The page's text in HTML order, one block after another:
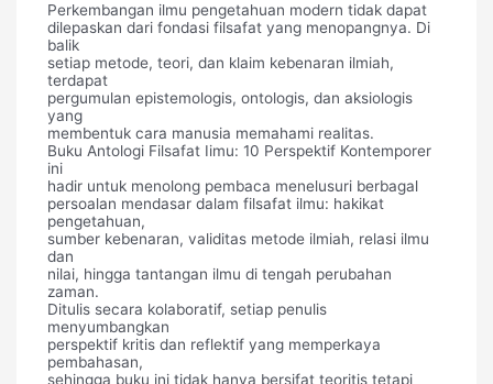
Perkembangan ilmu pengetahuan modern tidak dapat
dilepaskan dari fondasi filsafat yang menopangnya. Di
balik
setiap metode, teori, dan klaim kebenaran ilmiah,
terdapat
pergumulan epistemologis, ontologis, dan aksiologis
yang
membentuk cara manusia memahami realitas.
Buku Antologi Filsafat Iimu: 10 Perspektif Kontemporer
ini
hadir untuk menolong pembaca menelusuri berbagal
persoalan mendasar dalam filsafat ilmu: hakikat
pengetahuan,
sumber kebenaran, validitas metode ilmiah, relasi ilmu
dan
nilai, hingga tantangan ilmu di tengah perubahan
zaman.
Ditulis secara kolaboratif, setiap penulis
menyumbangkan
perspektif kritis dan reflektif yang memperkaya
pembahasan,
sehingga buku ini tidak hanya bersifat teoritis tetapi